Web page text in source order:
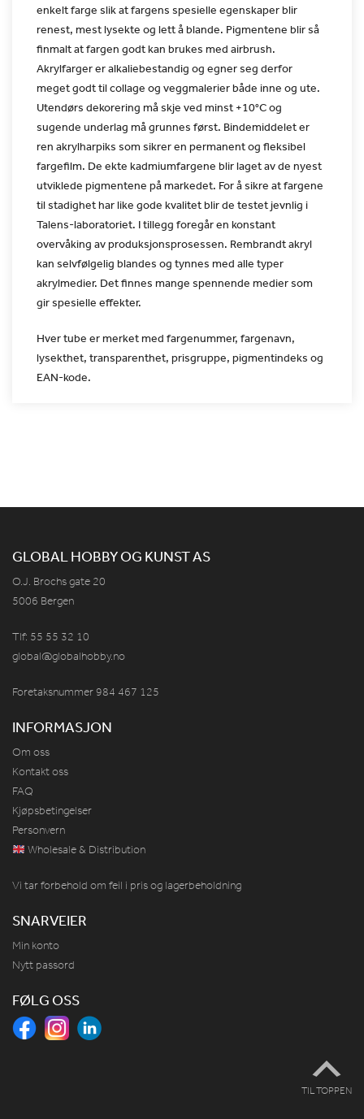
enkelt farge slik at fargens spesielle egenskaperblir
renest, mest lysekte og lett å blande. Pigmentene blir så
finmalt at fargen godt kan brukes med airbrush.
Akrylfarger eralkaliebestandig og egner seg derfor
meget godt til collage og veggmalerier både inne og ute.
Utendørs dekorering må skje ved minst +10°C og
sugende underlag må grunnes først. Bindemiddelet er
ren akrylharpiks som sikrer en permanent og fleksibel
fargefilm. De ekte kadmiumfargene blir laget av de nyest
utviklede pigmentene påmarkedet. For å sikre at fargene
til stadighet har like gode kvalitet blir de testet jevnlig i
Talens-laboratoriet. I tillegg foregår en konstant
overvåking av produksjonsprosessen. Rembrandtakryl
kan selvfølgelig blandes og tynnes med alle typer
akrylmedier. Det finnes mange spennende medier som
gir spesielle effekter.
Hver tube er merket med fargenummer, fargenavn,
lysekthet, transparenthet, prisgruppe, pigmentindeks og
EAN-kode.
GLOBAL HOBBY OG KUNST AS
O.J. Brochs gate 20
5006 Bergen
Tlf: 55 55 32 10
global@globalhobby.no
Foretaksnummer 984 467 125
INFORMASJON
Om oss
Kontakt oss
FAQ
Kjøpsbetingelser
Personvern
Wholesale & Distribution
Vi tar forbehold om feil i pris og lagerbeholdning
SNARVEIER
Min konto
Nytt passord
FØLG OSS
TIL TOPPEN